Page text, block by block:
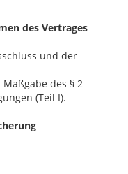
des Vertrages
und der
des § 2
(Teil I).